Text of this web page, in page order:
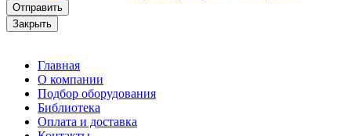
Отправить
Закрыть
Главная
О компании
Подбор оборудования
Библиотека
Оплата и доставка